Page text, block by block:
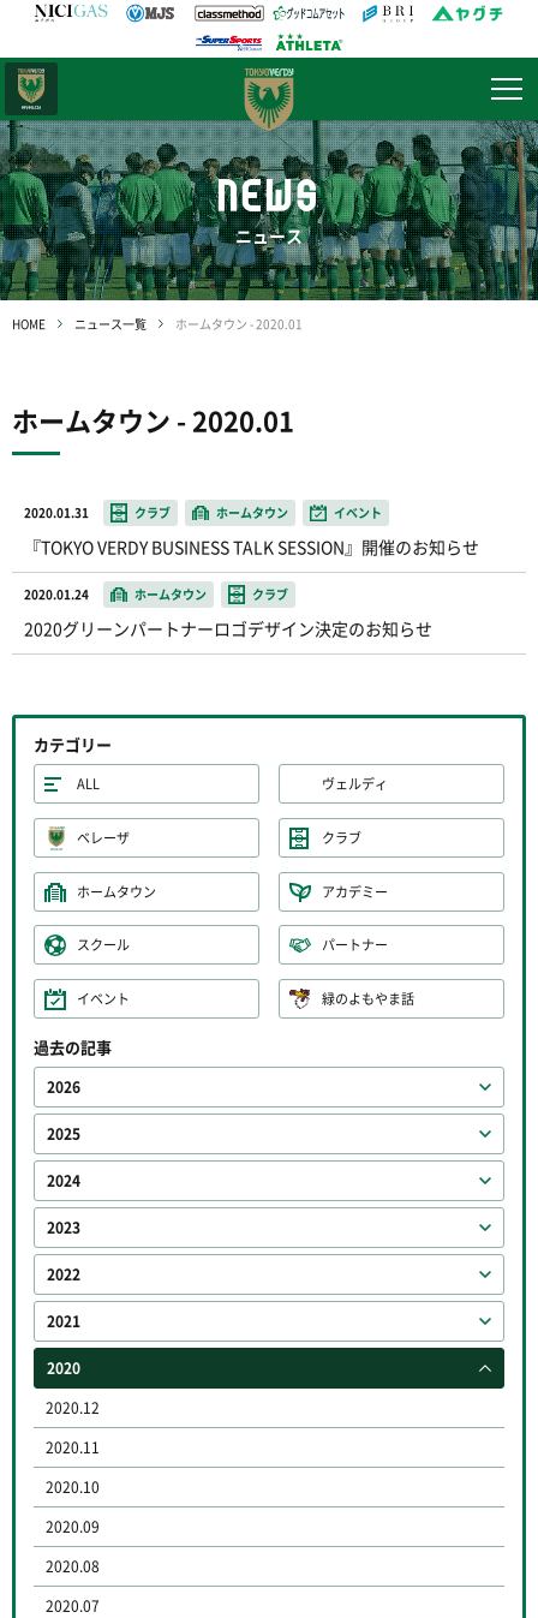
NEWS
ニュース
HOME ニュース一覧 ホームタウン - 2020.01
ホームタウン - 2020.01
2020.01.31 クラブ ホームタウン イベント
『TOKYO VERDY BUSINESS TALK SESSION』開催のお知らせ
2020.01.24 ホームタウン クラブ
2020グリーンパートナーロゴデザイン決定のお知らせ
カテゴリー
ALL ヴェルディ
ベレーザ クラブ
ホームタウン アカデミー
スクール パートナー
イベント 緑のよもやま話
過去の記事
2026
2025
2024
2023
2022
2021
2020
2020.12
2020.11
2020.10
2020.09
2020.08
2020.07